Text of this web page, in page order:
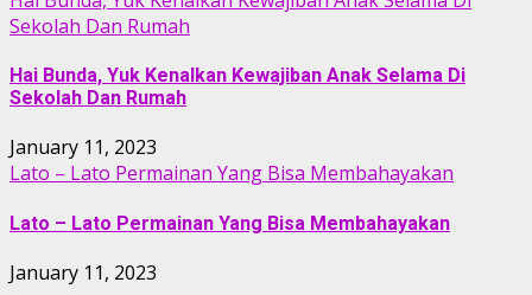
Sekolah Dan Rumah
Hai Bunda, Yuk Kenalkan Kewajiban Anak Selama Di
Sekolah Dan Rumah
January 11, 2023
Lato – Lato Permainan Yang Bisa Membahayakan
Lato – Lato Permainan Yang Bisa Membahayakan
January 11, 2023